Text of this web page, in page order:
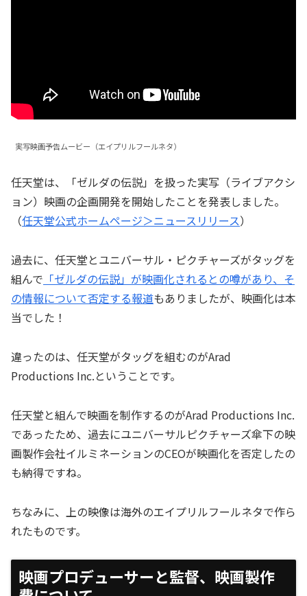
実写映画予告ムービー（エイプリルフールネタ）
任天堂は、「ゼルダの伝説」を扱った実写（ライブアクシ
ョン）映画の企画開発を開始したことを発表しました。
（任天堂公式ホームページ＞ニュースリリース）
過去に、任天堂とユニバーサル・ピクチャーズがタッグを
組んで 「ゼルダの伝説」が映画化されるとの噂があり、そ
の情報について否定する報道もありましたが、映画化は本
当でした！
違ったのは、任天堂がタッグを組むのがArad
Productions Inc.ということです。
任天堂と組んで映画を制作するのがArad Productions Inc.
であったため、過去にユニバーサルピクチャーズ傘下の映
画製作会社イルミネーションのCEOが映画化を否定したの
も納得ですね。
ちなみに、上の映像は海外のエイプリルフールネタで作ら
れたものです。
映画プロデューサーと監督、映画製作